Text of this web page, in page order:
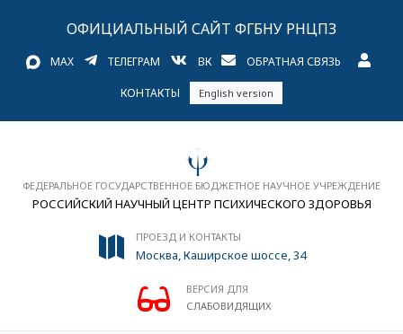
ОФИЦИАЛЬНЫЙ САЙТ ФГБНУ РНЦПЗ
MAX ТЕЛЕГРАМ ВК ОБРАТНАЯ СВЯЗЬ
КОНТАКТЫ English version
ФЕДЕРАЛЬНОЕ ГОСУДАРСТВЕННОЕ БЮДЖЕТНОЕ НАУЧНОЕ УЧРЕЖДЕНИЕ
РОССИЙСКИЙ НАУЧНЫЙ ЦЕНТР ПСИХИЧЕСКОГО ЗДОРОВЬЯ
ПРОЕЗД И КОНТАКТЫ
Москва, Каширское шоссе, 34
ВЕРСИЯ ДЛЯ
СЛАБОВИДЯЩИХ